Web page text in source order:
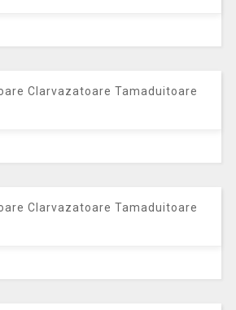
Clarvazatoare Tamaduitoare
Clarvazatoare Tamaduitoare